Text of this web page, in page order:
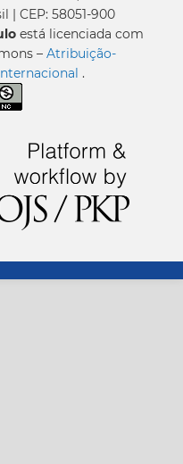
| CEP: 58051-900
está licenciada com
– Atribuição-
.